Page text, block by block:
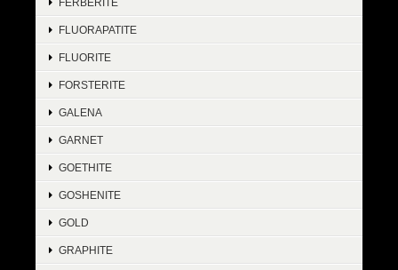
FLUORAPATITE
FLUORITE
FORSTERITE
GALENA
GARNET
GOETHITE
GOSHENITE
GOLD
GRAPHITE